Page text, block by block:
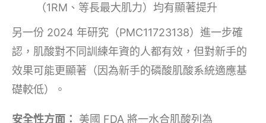
（1RM、等長最大肌力）均有顯著提升
另一份 2024 年研究（PMC11723138）進一步確
認，肌酸對不同訓練年資的人都有效，但對新手的
效果可能更顯著（因為新手的磷酸肌酸系統適應基
礎較低）。
安全性方面： 美國 FDA 將一水合肌酸列為